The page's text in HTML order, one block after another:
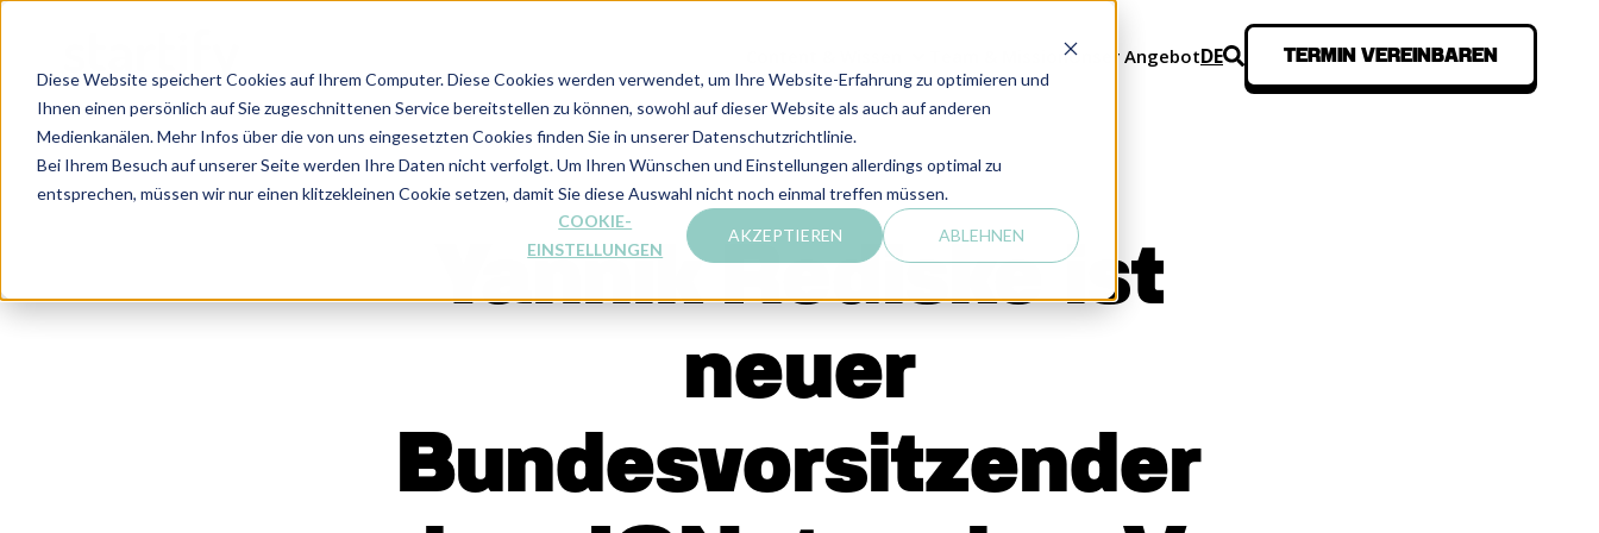
Diese Website speichert Cookies auf Ihrem Computer. Diese Cookies werden verwendet, um Ihre Website-Erfahrung zu optimieren und
Ihnen einen persönlich auf Sie zugeschnittenen Service bereitstellen zu können, sowohl auf dieser Website als auch auf anderen
Medienkanälen. Mehr Infos über die von uns eingesetzten Cookies finden Sie in unserer Datenschutzrichtlinie.
Bei Ihrem Besuch auf unserer Seite werden Ihre Daten nicht verfolgt. Um Ihren Wünschen und Einstellungen allerdings optimal zu
entsprechen, müssen wir nur einen klitzekleinen Cookie setzen, damit Sie diese Auswahl nicht noch einmal treffen müssen.
COOKIE-
EINSTELLUNGEN
AKZEPTIEREN ABLEHNEN
CONTENT & WISSEN
Team & MissionUnser AngebotDE TERMIN VEREINBAREN
Yannik Rediske ist
neuer
Bundesvorsitzender